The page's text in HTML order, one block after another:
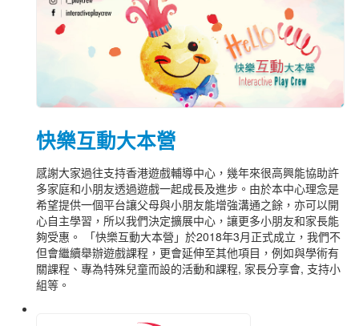
快樂互動大本營
感謝大家過往支持香港遊戲輔導中心，幾年來很高興能協助許
多家庭和小朋友透過遊戲一起成長及進步。由於本中心理念是
希望提供一個平台讓父母與小朋友能增強溝通之餘，亦可以開
心自主學習，所以我們決定擴展中心，讓更多小朋友和家長能
夠受惠。 「快樂互動大本營」於2018年3月正式成立，我們不
但會繼續舉辦遊戲課程，更會延伸至其他項目，例如與學術有
關課程、專為特殊兒童而設的活動和課程, 家長分享會, 支持小
組等。